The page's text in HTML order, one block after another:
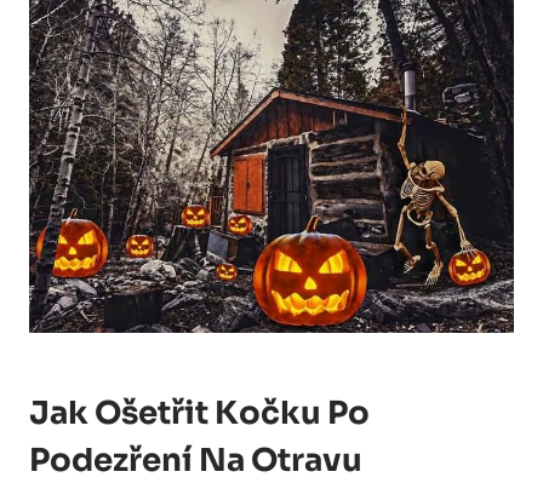
Jak Ošetřit Kočku Po
Podezření Na Otravu